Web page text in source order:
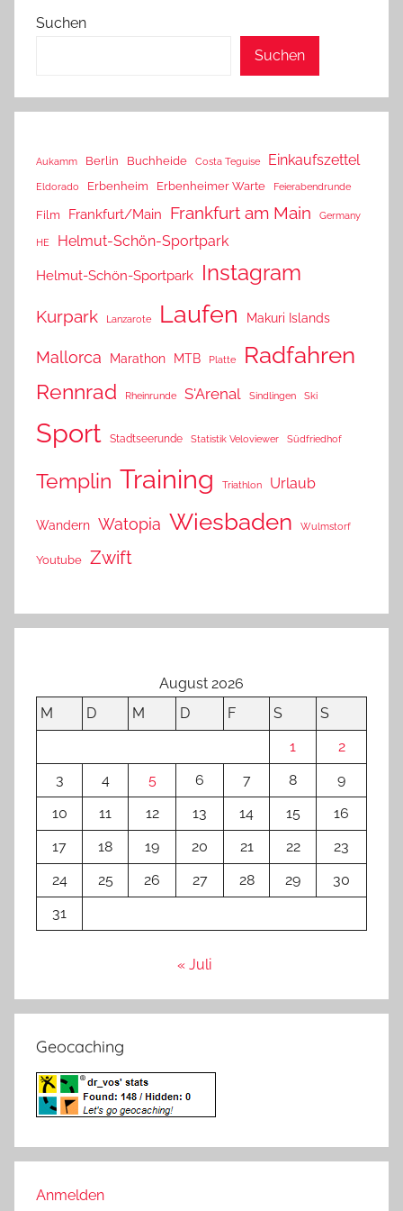
Beiträge
Suchen
Suchen
Aukamm Berlin Buchheide Costa Teguise Einkaufszettel
Eldorado Erbenheim Erbenheimer Warte Feierabendrunde
Film Frankfurt/Main Frankfurt am Main Germany
HE Helmut-Schön-Sportpark
Helmut-Schön-Sportpark Instagram
Kurpark Lanzarote Laufen Makuri Islands
Mallorca Marathon MTB Platte Radfahren
Rennrad Rheinrunde S'Arenal Sindlingen Ski
Sport Stadtseerunde Statistik Veloviewer Südfriedhof
Templin Training Triathlon Urlaub
Wandern Watopia Wiesbaden Wulmstorf
Youtube Zwift
August 2026
M
D M D F S
S
1
2
3
4 5 6 7 8
9
10
11 12 13 14 15
16
17
18 19 20 21 22
23
24
25 26 27 28 29
30
31
« Juli
Geocaching
Anmelden